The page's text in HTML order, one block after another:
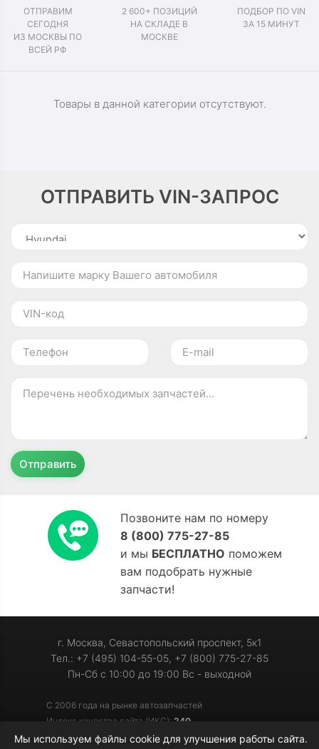
ОТПРАВИМ
СЕГОДНЯ
ИЗ МОСКВЫ ПО
ВСЕЙ РФ
2 600+ ПОЗИЦИЙ
НА СКЛАДЕ В
МОСКВЕ
ПОДБОР ПО VIN
ЗА 15 МИНУТ
Товары в данной категории отсутствуют.
ОТПРАВИТЬ VIN-ЗАПРОС
Отправить
Позвоните нам по номеру
8 (800) 775-27-85
и мы БЕСПЛАТНО поможем
вам подобрать нужные
запчасти!
г. Москва, Севастопольский проспект, 5к1
Тел.: +7 (495) 104-55-05, +7 (800) 775-27-85
Пн-Сб с 10:00 до 19:00 Вс - выходной
С 2006 года на рынке автозапчастей
Индекс качества сайта (ИКС): 240
Мы используем файлы cookie для улучшения работы сайта.